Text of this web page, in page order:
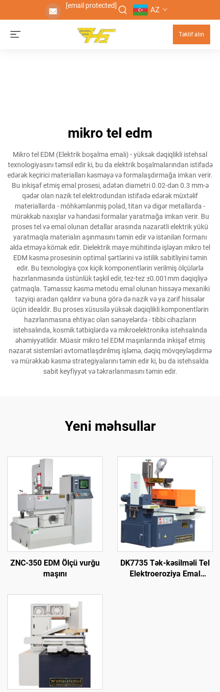
[email protected] AZ
Təklif alın
mikro tel edm
Mikro tel EDM (Elektrik boşalma emalı) - yüksək dəqiqlikli istehsal
texnologiyasını təmsil edir ki, bu da elektrik boşalmalarından istifadə
edərək keçirici materialları kəsməyə və formalaşdırmağa imkan verir.
Bu inkişaf etmiş emal prosesi, adətən diametri 0.02-dən 0.3 mm-ə
qədər olan nazik tel elektrodundan istifadə edərək müxtəlif
materiallarda - möhkəmlənmiş polad, titan və digər metallarda -
mürəkkəb naxışlar və həndəsi formalar yaratmağa imkan verir. Bu
proses tel və emal olunan detallar arasında nəzarətli elektrik yükü
yaratmaqla materialın aşınmasını təmin edir və istənilən formanı
əldə etməyə kömək edir. Dielektrik maye mühitində işləyən mikro tel
EDM kəsmə prosesinin optimal şərtlərini və istilik sabitliyini təmin
edir. Bu texnologiya çox kiçik komponentlərin verilmiş ölçülərlə
hazırlanmasında üstünlük təşkil edir, tez-tez ±0.001mm dəqiqliyə
çatmaqla. Təmassız kəsmə metodu emal olunan hissəyə mexaniki
təzyiqi aradan qaldırır və buna görə də nazik və ya zərif hissələr
üçün idealdir. Bu proses xüsusilə yüksək dəqiqlikli komponentlərin
hazırlanmasına ehtiyac olan sənayelərdə - tibbi cihazların
istehsalında, kosmik tətbiqlərdə və mikroelektronika istehsalında
əhəmiyyətlidir. Müasir mikro tel EDM maşınlarında inkişaf etmiş
nəzarət sistemləri avtomatlaşdırılmış işləmə, dəqiq mövqeyləşdirmə
və mürəkkəb kəsmə strategiyalarını təmin edir ki, bu da istehsalda
sabit keyfiyyət və təkrarlanmasını təmin edir.
Yeni məhsullar
ZNC-350 EDM Ölçü vurğu
maşını
DK7735 Tək-kəsilməli Tel
Elektroeroziya Emal